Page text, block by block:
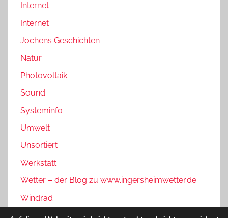
Internet
Internet
Jochens Geschichten
Natur
Photovoltaik
Sound
Systeminfo
Umwelt
Unsortiert
Werkstatt
Wetter – der Blog zu www.ingersheimwetter.de
Windrad